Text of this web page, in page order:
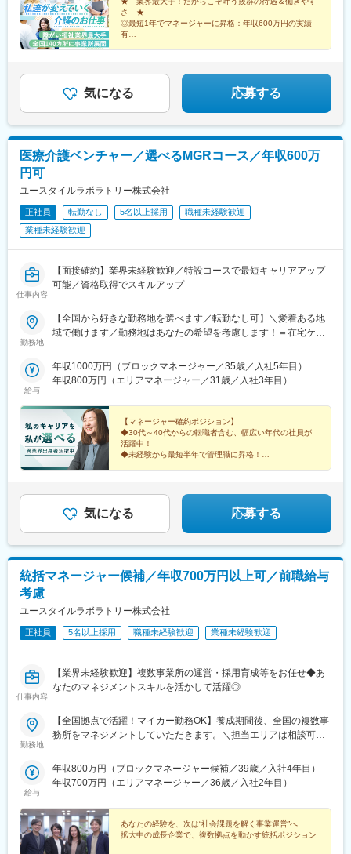
郡粕屋町／北九州市／久留米市／佐賀市／長崎市／熊本市／大分
市／宮崎市／鹿児島市／沖縄市※受動喫煙防止対策：敷地内禁煙※
駐車場あり！車、バイク、自転車などの通勤OK ※地域による※担
当するご利用者のご自宅へ訪問していただきます。※ご希望をお伺
松江駅、備前西市駅、東福山駅、比治山橋駅、幡生駅、阿波富田
駅、元山駅(香川県)、道後公園駅、知寄町二丁目駅、吉塚駅、柚須
駅、木屋瀬駅、西鉄久留米駅、佐賀駅、茂里町駅、健軍町駅、大
分駅、宮崎駅、天文館通駅、古島駅、南平岸駅、新津田沼駅、志
駅、西宮駅(ＪＲ線)、新大宮駅、南区役所前駅、道後温泉駅、馬出
九大病院前駅、新木屋瀬駅、スタジアムシティノース駅、いづろ
さ ★
◎最短1年でマネージャーに昇格：年収600万円の実績
有
気になる 応募する
医療介護ベンチャー／選べるMGRコース／年収600万
円可
ユースタイルラボラトリー株式会社
正社員 転勤なし 5名以上採用
職種未経験歓迎
業種未経験歓迎
仕事内容
【面接確約】業界未経験歓迎／特設コースで最短キャリアアップ
可能／資格取得でスキルアップ
勤務地
【全国から好きな勤務地を選べます／転勤なし可】＼愛着ある地
域で働けます／勤務地はあなたの希望を考慮します！＝在宅ケア
い方に最適なポジション☆引越し手当支給・家賃無料の借り上げ
社宅提供◆全国募集◆四国・東北・関西・岐阜・長野で強化募集
お住まいの地域又はジェネラルマネージャーと相談の上決定《養
成期間中の勤務地》東京、神奈川、埼玉※所在地はHP記載【2／地
元マネージャーコース】☆地元採用・転勤なしOK☆別事業へのキ
ャリアチェンジによる昇格可能◆勤務地はページ下部『勤務地一
覧』を参照ください└湘南・川越・香川・川崎・江戸川・徳島・
青森・多摩川に新規オープン！＝施設ケア事業＝【転勤なしOK／
関東／茨城、栃木、群馬、埼玉、東京、神奈川■甲信越・北陸／新
潟■関西／兵庫■東海／静岡、愛知■中国・四国／岡山、広島■九
州・沖縄／福岡、佐賀☆養成期間は最寄り施設勤務
給与
年収1000万円（ブロックマネージャー／35歳／入社5年目）
年収800万円（エリアマネージャー／31歳／入社3年目）
【マネージャー確約ポジション】
◆30代～40代からの転職者含む、幅広い年代の社員が
活躍中！
◆未経験から最短半年で管理職に昇格！
そんなあなたを、私たちは歓迎します。
気になる 応募する
統括マネージャー候補／年収700万円以上可／前職給与
考慮
ユースタイルラボラトリー株式会社
正社員 5名以上採用 職種未経験歓迎 業種未経験歓迎
仕事内容
【業界未経験歓迎】複数事業所の運営・採用育成等をお任せ◆あ
なたのマネジメントスキルを活かして活躍◎
勤務地
【全国拠点で活躍！マイカー勤務OK】養成期間後、全国の複数事
務所をマネジメントしていただきます。＼担当エリアは相談可
《養成期間中の勤務地》現在は東京、横浜、埼玉、福岡の事業所
で行っていますが、ご希望に合わせて、お住まいのエリアで行う
気軽にご相談ください。《養成期間後の勤務地》全国47都道府県
が対象※現在お住まいの地域又はジェネラルマネージャーと相談の
上決定《配属事業部について》障害福祉事業では「重度訪問介
護」と「グループホーム」、高齢者事業では「訪問介護事業」を
給与
年収800万円（ブロックマネージャー候補／39歳／入社4年目）
年収700万円（エリアマネージャー／36歳／入社2年目）
あなたの経験を、次は“社会課題を解く事業運営”へ
拡大中の成長企業で、複数拠点を動かす統括ポジション